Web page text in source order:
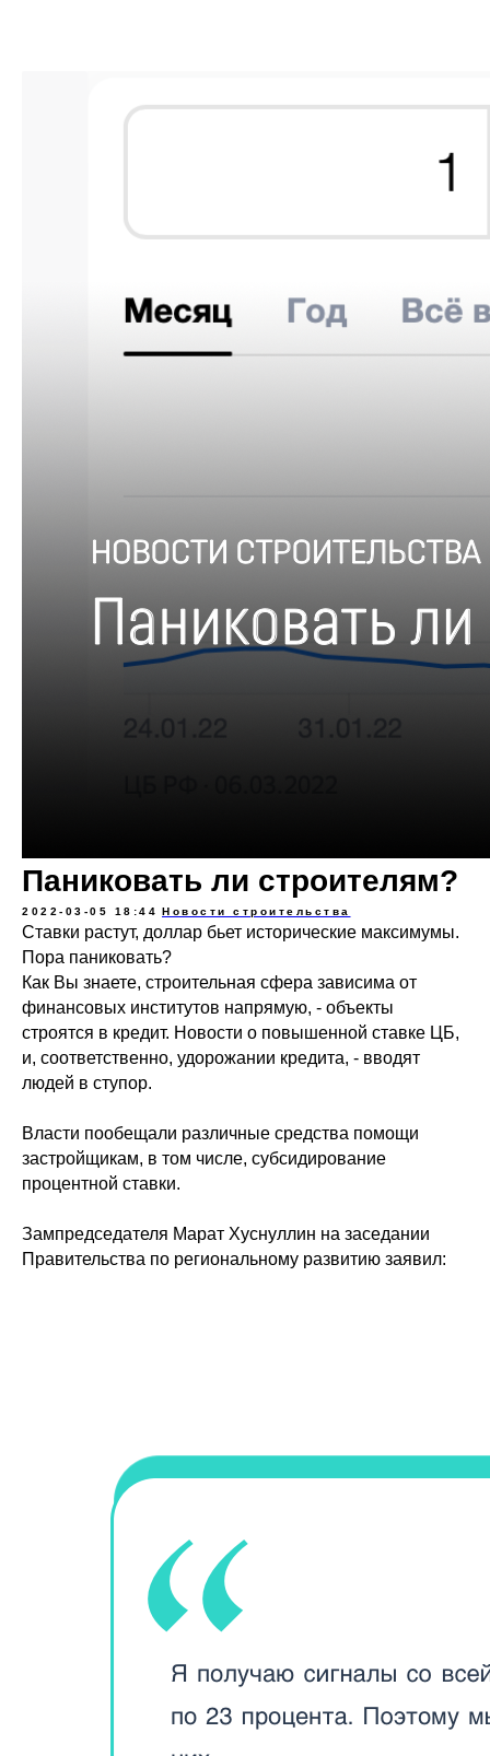
Паниковать ли строителям?
2022-03-05 18:44 Новости строительства
Ставки растут, доллар бьет исторические максимумы.
Пора паниковать?
Как Вы знаете, строительная сфера зависима от
финансовых институтов напрямую, - объекты
строятся в кредит. Новости о повышенной ставке ЦБ,
и, соответственно, удорожании кредита, - вводят
людей в ступор.
Власти пообещали различные средства помощи
застройщикам, в том числе, субсидирование
процентной ставки.
Зампредседателя Марат Хуснуллин на заседании
Правительства по региональному развитию заявил: